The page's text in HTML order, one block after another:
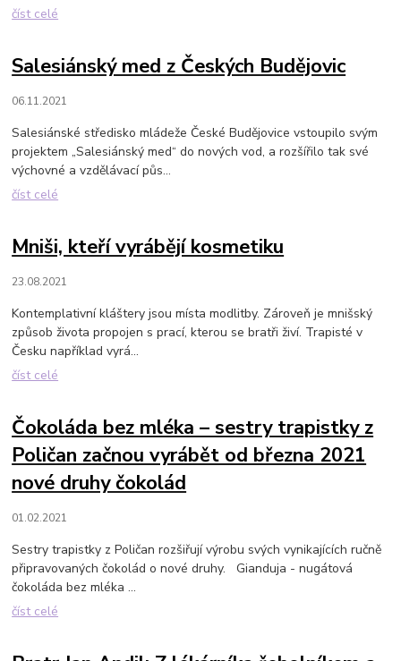
číst celé
Salesiánský med z Českých Budějovic
06.11.2021
Salesiánské středisko mládeže České Budějovice vstoupilo svým
projektem „Salesiánský med“ do nových vod, a rozšířilo tak své
výchovné a vzdělávací půs...
číst celé
Mniši, kteří vyrábějí kosmetiku
23.08.2021
Kontemplativní kláštery jsou místa modlitby. Zároveň je mnišský
způsob života propojen s prací, kterou se bratři živí. Trapisté v
Česku například vyrá...
číst celé
Čokoláda bez mléka – sestry trapistky z
Poličan začnou vyrábět od března 2021
nové druhy čokolád
01.02.2021
Sestry trapistky z Poličan rozšiřují výrobu svých vynikajících ručně
připravovaných čokolád o nové druhy. Gianduja - nugátová
čokoláda bez mléka ...
číst celé